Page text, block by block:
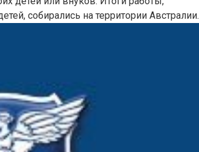
собирались на территории Австралии.